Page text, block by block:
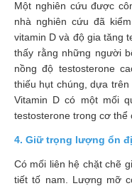
Làm
đẹp
và
sức
khỏe
Chăm
sóc
Bài
thuốc
Một nghiên cứu được
nhà nghiên cứu đã
vitamin D và độ gia tăng
thấy rằng những người
nồng độ testosterone
thiếu hụt chúng, dựa
Vitamin D có một mối
testosterone trong cơ thể
4. Giữ trọng lượng ổn
Có mối liên hệ chặt chẽ
tiết tố nam. Lượng mỡ